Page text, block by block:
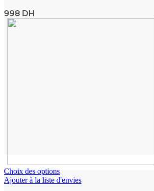
998 DH
Choix des options
Ajouter à la liste d'envies